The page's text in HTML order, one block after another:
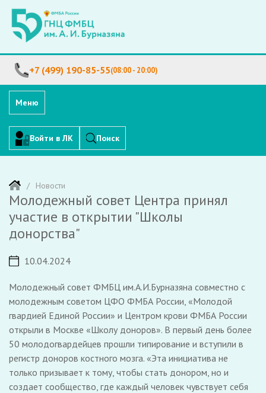
+7 (499) 190-85-55(08:00 - 20:00)
Меню
Войти в ЛК Поиск
Новости
Молодежный совет Центра принял
участие в открытии "Школы
донорства"
10.04.2024
Молодежный совет ФМБЦ им.А.И.Бурназяна совместно с
молодежным советом ЦФО ФМБА России, «Молодой
гвардией Единой России» и Центром крови ФМБА России
открыли в Москве «Школу доноров». В первый день более
50 молодогвардейцев прошли типирование и вступили в
регистр доноров костного мозга. «Эта инициатива не
только призывает к тому, чтобы стать донором, но и
создает сообщество, где каждый человек чувствует себя